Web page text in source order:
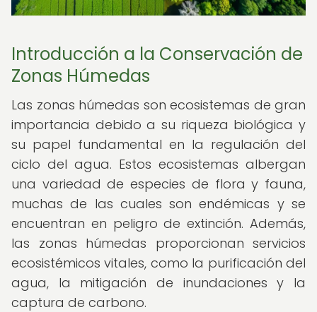
Introducción a la Conservación de
Zonas Húmedas
Las zonas húmedas son ecosistemas de gran
importancia debido a su riqueza biológica y
su papel fundamental en la regulación del
ciclo del agua. Estos ecosistemas albergan
una variedad de especies de flora y fauna,
muchas de las cuales son endémicas y se
encuentran en peligro de extinción. Además,
las zonas húmedas proporcionan servicios
ecosistémicos vitales, como la purificación del
agua, la mitigación de inundaciones y la
captura de carbono.